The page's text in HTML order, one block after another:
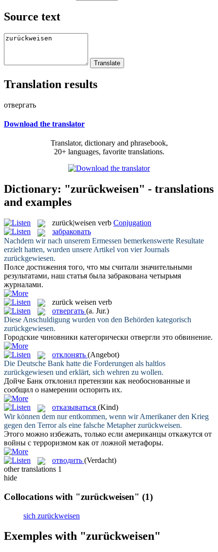
Source text
Translation results
отвергать
Download the translator
Translator, dictionary and phrasebook,
20+ languages, favorite translations.
Dictionary: "zurückweisen" - translations
and examples
zurück|weisen verb Conjugation
забраковать
Nachdem wir nach unserem Ermessen bemerkenswerte Resultate
erzielt hatten, wurden unsere Artikel von vier Journals
zurückgewiesen.
Полсе достижения того, что мы считали значительными
результатами, наш статья была забракована четырьмя
журналами.
zurück weisen verb
отвергать (a. Jur.)
Diese Anschuldigung wurden von den Behörden kategorisch
zurückgewiesen.
Городские чиновники категорически отвергли это обвинение.
отклонять (Angebot)
Die Deutsche Bank hatte die Forderungen als haltlos
zurückgewiesen und erklärt, sich wehren zu wollen.
Дойче Банк отклонил претензии как необоснованные и
сообщил о намерении оспорить их.
отказываться (Kind)
Wir können dem nur entkommen, wenn wir Amerikaner den Krieg
gegen den Terror als eine falsche Metapherzurückweisen.
Этого можно избежать, только если американцы откажутся от
войны с терроризмом как от ложной метафоры.
отводить (Verdacht)
other translations 1
hide
Collocations with "zurückweisen" (1)
sich zurückweisen
Exemples with "zurückweisen"